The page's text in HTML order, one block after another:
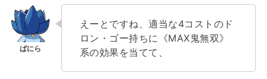
えーとですね、適当な4コストのド
ロン・ゴー持ちに《MAX鬼無双》
系の効果を当てて、